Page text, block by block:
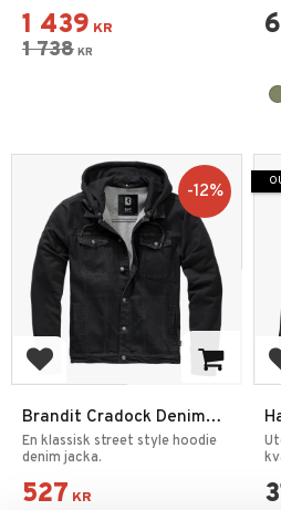
1 439 KR
1 738 KR
Add to favorites
Brandit Cradock Denim
Sweat Jacka
En klassisk street style hoodie
denim jacka.
527 KR
12%